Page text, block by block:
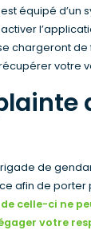
équipé d’un
chargeront de
votre
de
afin de porter
celle-ci ne
votre